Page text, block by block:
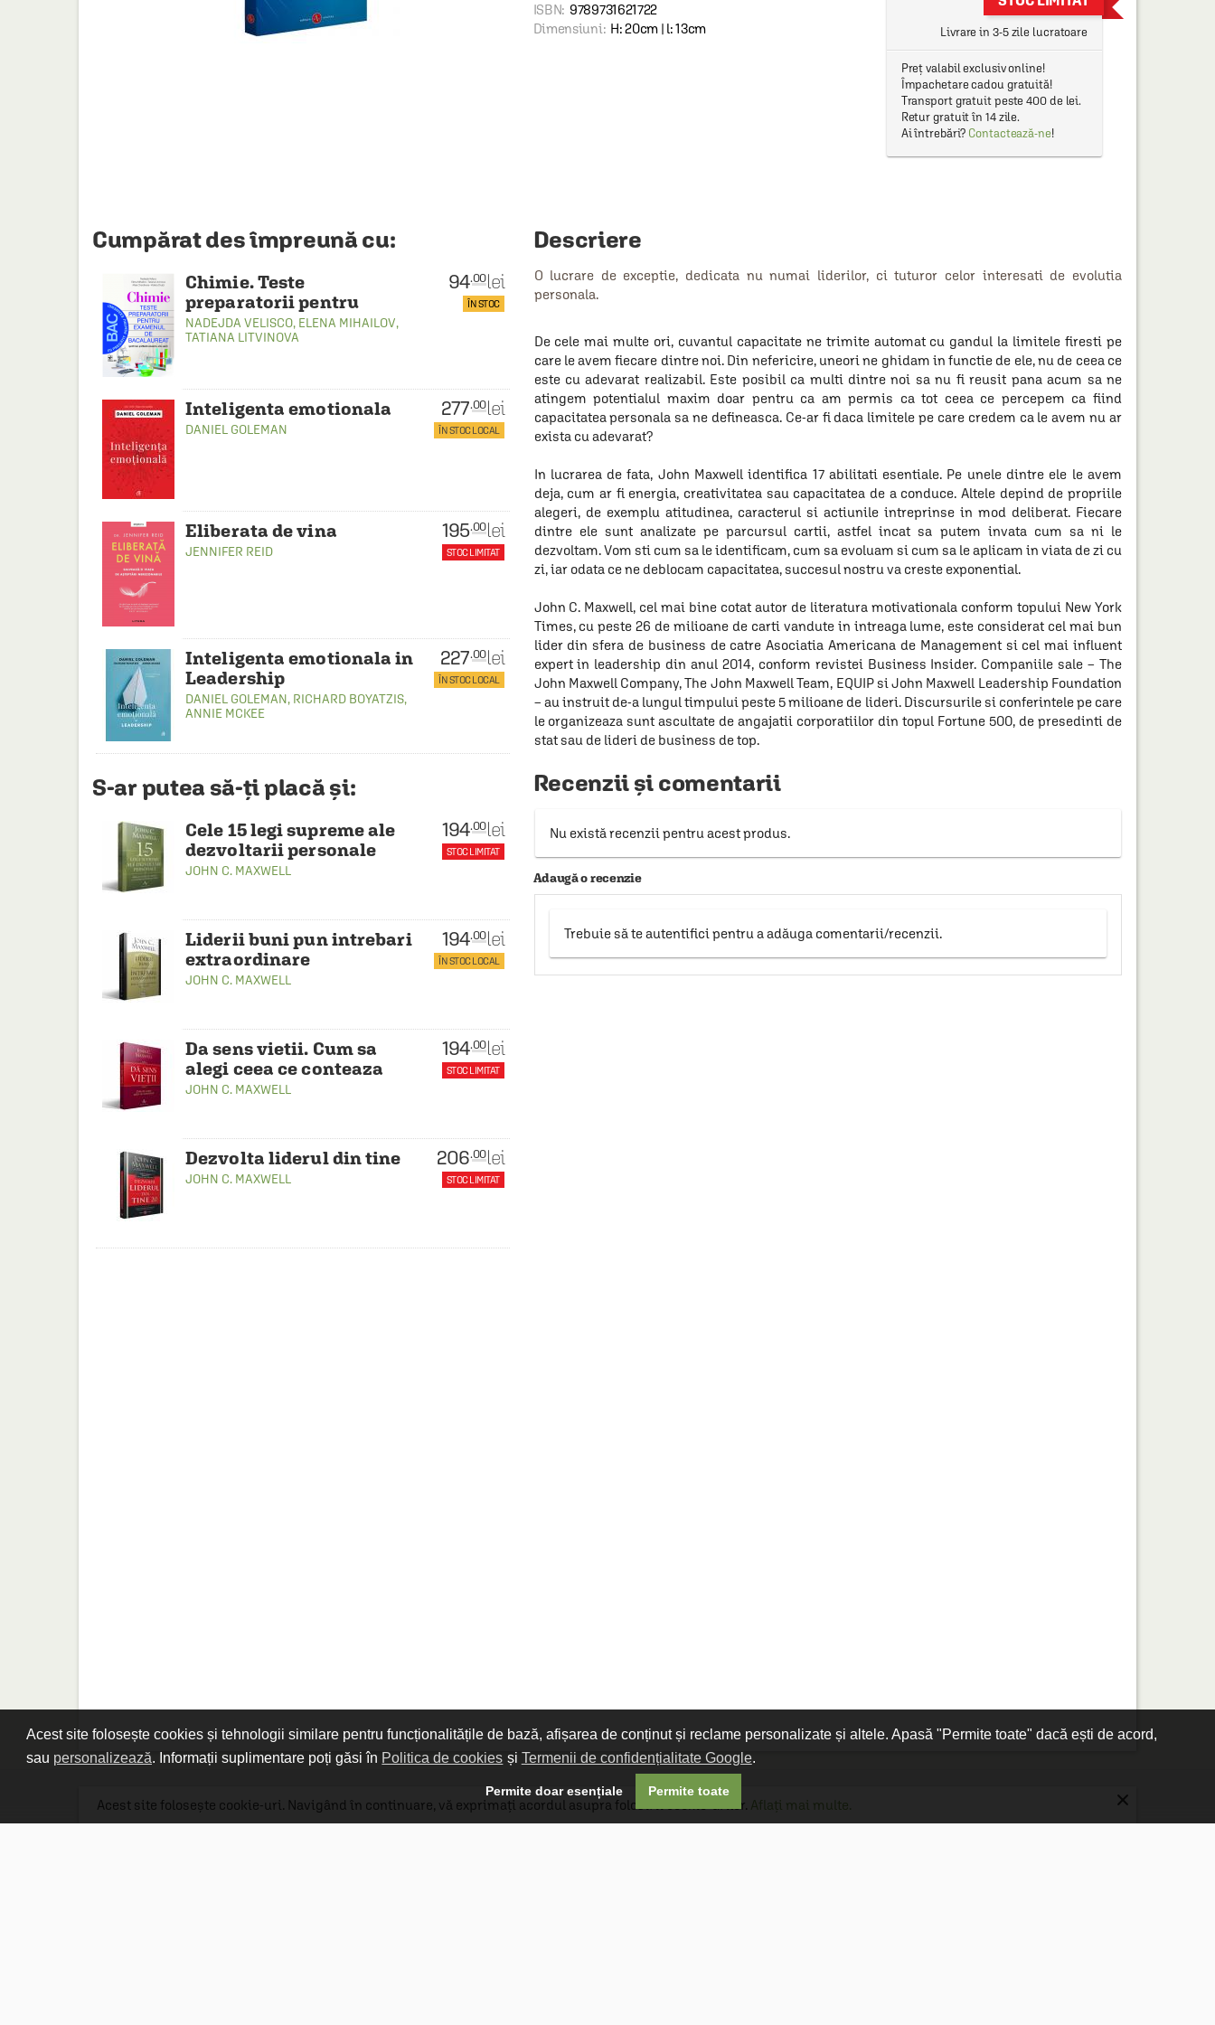
Acest site folosește cookies și tehnologii similare pentru funcționalitățile de bază, afișarea de conținut și reclame personalizate și altele. Apasă "Permite toate" dacă ești de acord,
sau personalizează. Informații suplimentare poți găsi în Politica de cookies și Termenii de confidențialitate Google.
Permite doar esențiale Permite toate
HAINE SI ACCESORII
PROMOȚII ȘI SELECȚII
ISBN: 9789731621722
Dimensiuni: H: 20cm | l: 13cm Livrare in 3-5 zile lucratoare
Preț valabil exclusiv online!
Împachetare cadou gratuită!
Transport gratuit peste 400 de lei.
Retur gratuit în 14 zile.
Ai întrebări? Contactează-ne!
Cumpărat des împreună cu:
Chimie. Teste
preparatorii pentru
examenul de bac
NADEJDA VELISCO, ELENA MIHAILOV,
TATIANA LITVINOVA
94.00lei
ÎN STOC
Inteligenta emotionala
DANIEL GOLEMAN
277.00lei
ÎN STOC LOCAL
Eliberata de vina
JENNIFER REID
195.00lei
STOC LIMITAT
Inteligenta emotionala in
Leadership
DANIEL GOLEMAN, RICHARD BOYATZIS,
ANNIE MCKEE
227.00lei
ÎN STOC LOCAL
S-ar putea să-ți placă și:
Cele 15 legi supreme ale
dezvoltarii personale
JOHN C. MAXWELL
194.00lei
STOC LIMITAT
Liderii buni pun intrebari
extraordinare
JOHN C. MAXWELL
194.00lei
ÎN STOC LOCAL
Da sens vietii. Cum sa
alegi ceea ce conteaza
JOHN C. MAXWELL
194.00lei
STOC LIMITAT
Dezvolta liderul din tine
JOHN C. MAXWELL
206.00lei
STOC LIMITAT
Descriere
O lucrare de exceptie, dedicata nu numai liderilor, ci tuturor celor interesati de evolutia
personala.
De cele mai multe ori, cuvantul capacitate ne trimite automat cu gandul la limitele firesti pe
care le avem fiecare dintre noi. Din nefericire, uneori ne ghidam in functie de ele, nu de ceea ce
este cu adevarat realizabil. Este posibil ca multi dintre noi sa nu fi reusit pana acum sa ne
atingem potentialul maxim doar pentru ca am permis ca tot ceea ce percepem ca fiind
capacitatea personala sa ne defineasca. Ce-ar fi daca limitele pe care credem ca le avem nu ar
exista cu adevarat?
In lucrarea de fata, John Maxwell identifica 17 abilitati esentiale. Pe unele dintre ele le avem
deja, cum ar fi energia, creativitatea sau capacitatea de a conduce. Altele depind de propriile
alegeri, de exemplu atitudinea, caracterul si actiunile intreprinse in mod deliberat. Fiecare
dintre ele sunt analizate pe parcursul cartii, astfel incat sa putem invata cum sa ni le
dezvoltam. Vom sti cum sa le identificam, cum sa evoluam si cum sa le aplicam in viata de zi cu
zi, iar odata ce ne deblocam capacitatea, succesul nostru va creste exponential.
John C. Maxwell, cel mai bine cotat autor de literatura motivationala conform topului New York
Times, cu peste 26 de milioane de carti vandute in intreaga lume, este considerat cel mai bun
lider din sfera de business de catre Asociatia Americana de Management si cel mai influent
expert in leadership din anul 2014, conform revistei Business Insider. Companiile sale – The
John Maxwell Company, The John Maxwell Team, EQUIP si John Maxwell Leadership Foundation
– au instruit de-a lungul timpului peste 5 milioane de lideri. Discursurile si conferintele pe care
le organizeaza sunt ascultate de angajatii corporatiilor din topul Fortune 500, de presedinti de
stat sau de lideri de business de top.
Recenzii și comentarii
Nu există recenzii pentru acest produs.
Adaugă o recenzie
Trebuie să te autentifici pentru a adăuga comentarii/recenzii.
Linkuri utile  Livrare gratuită
Acest site folosește cookie-uri. Navigând în continuare, vă exprimați acordul asupra folosirii cookie-urilor. Aflați mai multe. ×